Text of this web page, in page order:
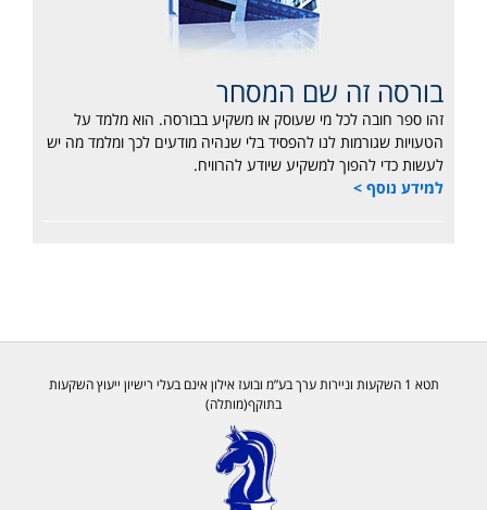
בורסה זה שם המסחר
זהו ספר חובה לכל מי שעוסק או משקיע בבורסה. הוא מלמד על
הטעויות שגורמות לנו להפסיד בלי שנהיה מודעים לכך ומלמד מה יש
לעשות כדי להפוך למשקיע שיודע להרוויח.
למידע נוסף >
תטא 1 השקעות וניירות ערך בע”מ ובועז אילון אינם בעלי רישיון ייעוץ השקעות
בתוקף(מותלה)